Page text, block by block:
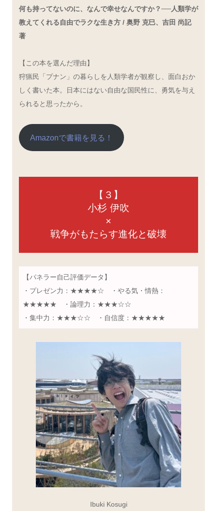
何も持ってないのに、なんで幸せなんですか？──人類学が
教えてくれる自由でラクな生き方 / 奥野 克巳、吉田 尚記
著
【この本を選んだ理由】
狩猟民「プナン」の暮らしを人類学者が観察し、面白おか
しく書いた本。日本にはない自由な国民性に、勇気を与え
られると思ったから。
Amazonで書籍を見る！
【３】
小杉 伊吹
×
戦争がもたらす進化と破壊
【パネラー自己評価データ】
・プレゼン力：★★★★☆ ・やる気・情熱：
★★★★★ ・論理力：★★★☆☆
・集中力：★★★☆☆ ・自信度：★★★★★
Ibuki Kosugi